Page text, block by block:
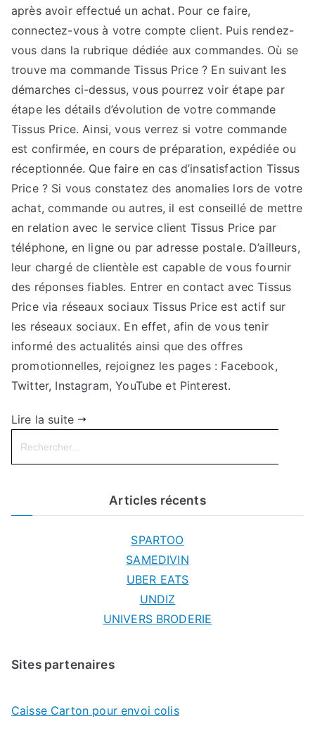
après avoir effectué un achat. Pour ce faire,
connectez-vous à votre compte client. Puis rendez-
vous dans la rubrique dédiée aux commandes. Où se
trouve ma commande Tissus Price ? En suivant les
démarches ci-dessus, vous pourrez voir étape par
étape les détails d’évolution de votre commande
Tissus Price. Ainsi, vous verrez si votre commande
est confirmée, en cours de préparation, expédiée ou
réceptionnée. Que faire en cas d’insatisfaction Tissus
Price ? Si vous constatez des anomalies lors de votre
achat, commande ou autres, il est conseillé de mettre
en relation avec le service client Tissus Price par
téléphone, en ligne ou par adresse postale. D’ailleurs,
leur chargé de clientèle est capable de vous fournir
des réponses fiables. Entrer en contact avec Tissus
Price via réseaux sociaux Tissus Price est actif sur
les réseaux sociaux. En effet, afin de vous tenir
informé des actualités ainsi que des offres
promotionnelles, rejoignez les pages : Facebook,
Twitter, Instagram, YouTube et Pinterest.
Lire la suite
Search
for:
Articles récents
SPARTOO
SAMEDIVIN
UBER EATS
UNDIZ
UNIVERS BRODERIE
Sites partenaires
Caisse Carton pour envoi colis